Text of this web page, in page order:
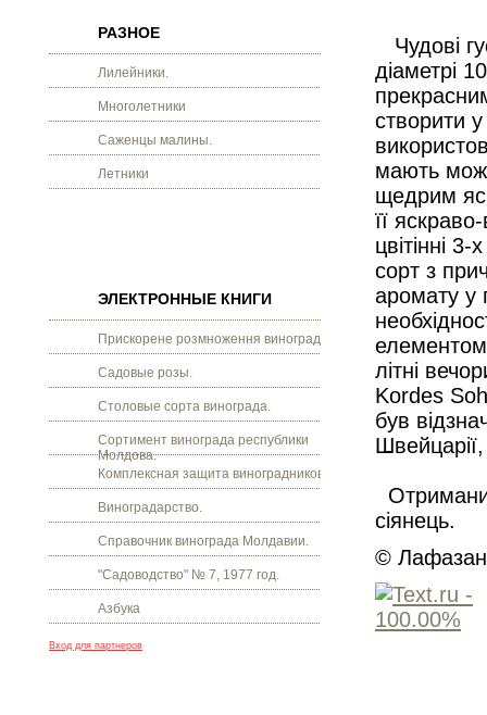
РАЗНОЕ
Лилейники.
Многолетники
Саженцы малины.
Летники
ЭЛЕКТРОННЫЕ КНИГИ
Прискорене розмноження винограду.
Садовые розы.
Столовые сорта винограда.
Сортимент винограда республики
Молдова.
Комплексная защита виноградников.
Виноградарство.
Справочник винограда Молдавии.
"Садоводство" № 7, 1977 год.
Азбука
Вход для партнеров
Чудові
діаметрі
створити
мають
щедрим
її
цвітінні
сорт з
аромату у
елементом
літні
Kordes
був
Швейцарії,
сіянець.
©